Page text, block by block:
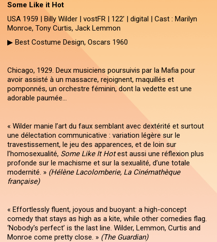
Some Like it Hot
USA 1959 | Billy Wilder | vostFR | 122’ | digital | Cast : Marilyn
Monroe, Tony Curtis, Jack Lemmon
▶ Best Costume Design, Oscars 1960
Chicago, 1929. Deux musiciens poursuivis par la Mafia pour
avoir assisté à un massacre, rejoignent, maquillés et
pomponnés, un orchestre féminin, dont la vedette est une
adorable paumée…
« Wilder manie l’art du faux semblant avec dextérité et surtout
une délectation communicative : variation légère sur le
travestissement, le jeu des apparences, et de loin sur
l’homosexualité, Some Like It Hotest aussi une réflexion plus
profonde sur le machisme et sur la sexualité, d’une totale
modernité. » (Hélène Lacolomberie, La Cinémathèque
française)
« Effortlessly fluent, joyous and buoyant: a high-concept
comedy that stays as high as a kite, while other comedies flag.
‘Nobody's perfect’ is the last line. Wilder, Lemmon, Curtis and
Monroe come pretty close. » (The Guardian)